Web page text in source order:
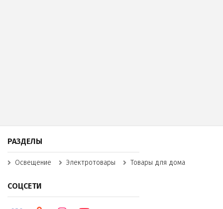
РАЗДЕЛЫ
Освещение Электротовары Товары для дома
СОЦСЕТИ